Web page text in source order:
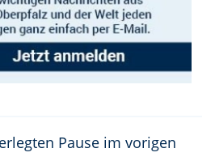
Pause im vorigen